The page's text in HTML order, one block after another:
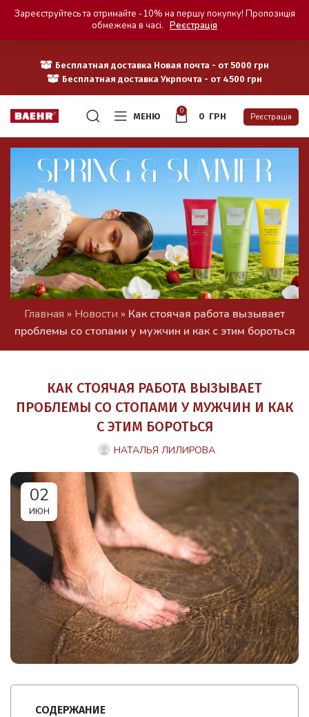
Бесплатная доставка Новая почта - от 5000 грн
Бесплатная доставка Укрпочта - от 4500 грн
МЕНЮ
0
0 ГРН Реєстрація
Главная » Новости » Как стоячая работа вызывает
проблемы со стопами у мужчин и как с этим бороться
КАК СТОЯЧАЯ РАБОТА ВЫЗЫВАЕТ
ПРОБЛЕМЫ СО СТОПАМИ У МУЖЧИН И КАК
С ЭТИМ БОРОТЬСЯ
НАТАЛЬЯ ЛИЛИРОВА
02
ИЮН
СОДЕРЖАНИЕ
Зареєструйтесь та отримайте -10% на першу покупку! Пропозиція
обмежена в часі. Реєстрація